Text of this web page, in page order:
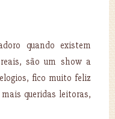
quando existem
são um show a
fico muito feliz
queridas leitoras,